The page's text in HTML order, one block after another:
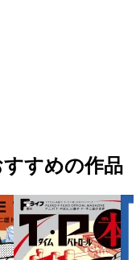
すめの作品